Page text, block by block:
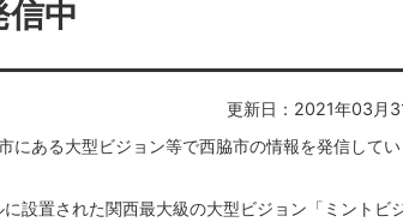
中
更新日：2021年03月
ある大型ビジョン等で西脇市の情報を発信してい
設置された関西最大級の大型ビジョン「ミントビ